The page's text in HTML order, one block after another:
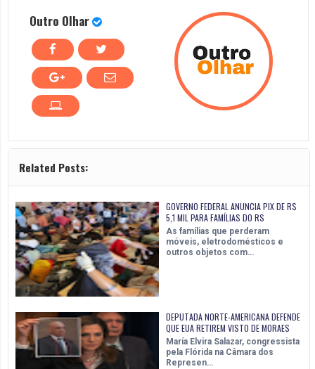
Outro Olhar
Related Posts:
GOVERNO FEDERAL ANUNCIA PIX DE R$
5,1 MIL PARA FAMÍLIAS DO RS
As famílias que perderam
móveis, eletrodomésticos e
outros objetos com…
DEPUTADA NORTE-AMERICANA DEFENDE
QUE EUA RETIREM VISTO DE MORAES
María Elvira Salazar, congressista
pela Flórida na Câmara dos
Represen…